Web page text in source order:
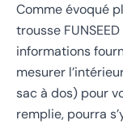
Comme évoqué
trousse
informations
mesurer
sac à dos) pour
remplie, pourra